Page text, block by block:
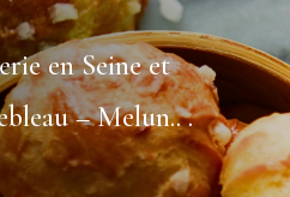
en Seine et
– Melun.. .